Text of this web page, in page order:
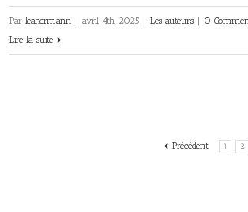
Par leahermann avril 4th, 2025 Les auteurs
0
Lire la suite
Précédent 1 2